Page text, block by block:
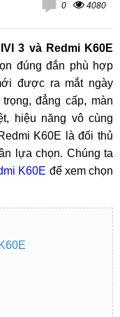
0 4080
3 và Redmi K60E
đúng đắn phù hợp
được ra mắt ngày
đẳng cấp, màn
hiệu năng vô cùng
K60E là đối thủ
lựa chọn. Chúng ta
K60E để xem chọn